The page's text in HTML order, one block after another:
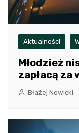
Aktualności
Młodzież
zapłacą za
Błażej Nowicki